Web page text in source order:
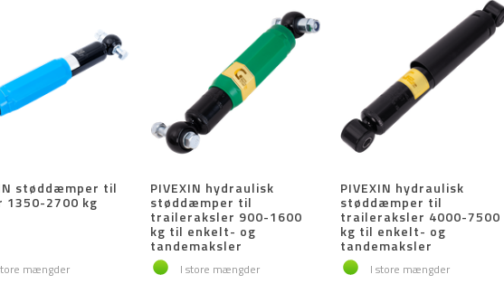
støddæmper til
2700 kg
mængder
PIVEXIN hydraulisk
støddæmper til
traileraksler 900-1600
kg til enkelt- og
tandemaksler
I store mængder
PIVEXIN hydraulisk
støddæmper til
traileraksler 4000-7500
kg til enkelt- og
tandemaksler
I store mængder